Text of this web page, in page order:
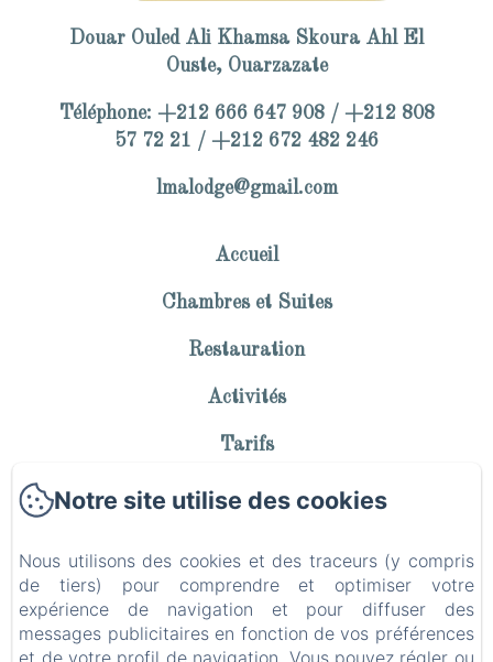
Douar Ouled Ali Khamsa Skoura Ahl El
Ouste, Ouarzazate
Téléphone: +212 666 647 908 / +212 808
57 72 21 / +212 672 482 246
lmalodge@gmail.com
Accueil
Chambres et Suites
Restauration
Activités
Tarifs
Contact
Informations légales
Informations sur les cookies
Notre site utilise des cookies
Nous utilisons des cookies et des traceurs (y compris
de tiers) pour comprendre et optimiser votre
expérience de navigation et pour diffuser des
messages publicitaires en fonction de vos préférences
et de votre profil de navigation. Vous pouvez régler ou